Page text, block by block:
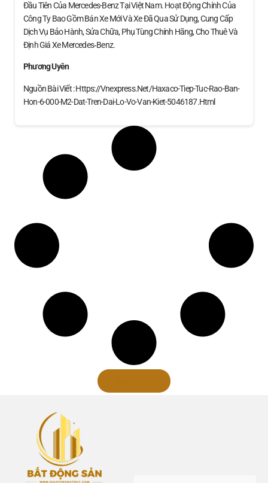
Đầu Tiên Của Mercedes-Benz Tại Việt Nam. Hoạt Động Chính Của
Công Ty Bao Gồm Bán Xe Mới Và Xe Đã Qua Sử Dụng, Cung Cấp
Dịch Vụ Bảo Hành, Sửa Chữa, Phụ Tùng Chính Hãng, Cho Thuê Và
Định Giá Xe Mercedes‑Benz.
Phương Uyên
Nguồn Bài Viết : Https://vnexpress.net/haxaco-Tiep-Tuc-Rao-Ban-
Hon-6-000-M2-Dat-Tren-Dai-Lo-Vo-Van-Kiet-5046187.html